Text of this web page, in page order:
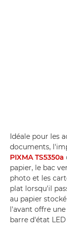
Idéale pour les
documents,
PIXMA TS5350a
papier, le bac
photo et les
plat lorsqu'il
au papier
l'avant offre
barre d'état